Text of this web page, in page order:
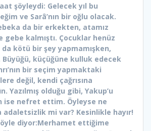
şöyleydi: Gelecek yıl bu
ve Sarâ’nın bir oğlu olacak.
da bir erkekten, atamız
gebe kalmıştı. Çocuklar henüz
da kötü bir şey yapmamışken,
Büyüğü, küçüğüne kulluk edecek
bir seçim yapmaktaki
değil, kendi çağrısına
Yazılmış olduğu gibi, Yakup’u
ise nefret ettim. Öyleyse ne
adaletsizlik mi var? Kesinlikle hayır!
diyor:Merhamet ettiğime